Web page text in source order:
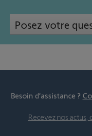
Posez votre
Besoin d’assistance ?
Recevez nos actus,